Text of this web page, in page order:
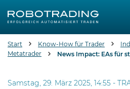
Start Know-How für Trader
Metatrader
News Impact: EAs für
Samstag, 29. März 2025, 14:55 -